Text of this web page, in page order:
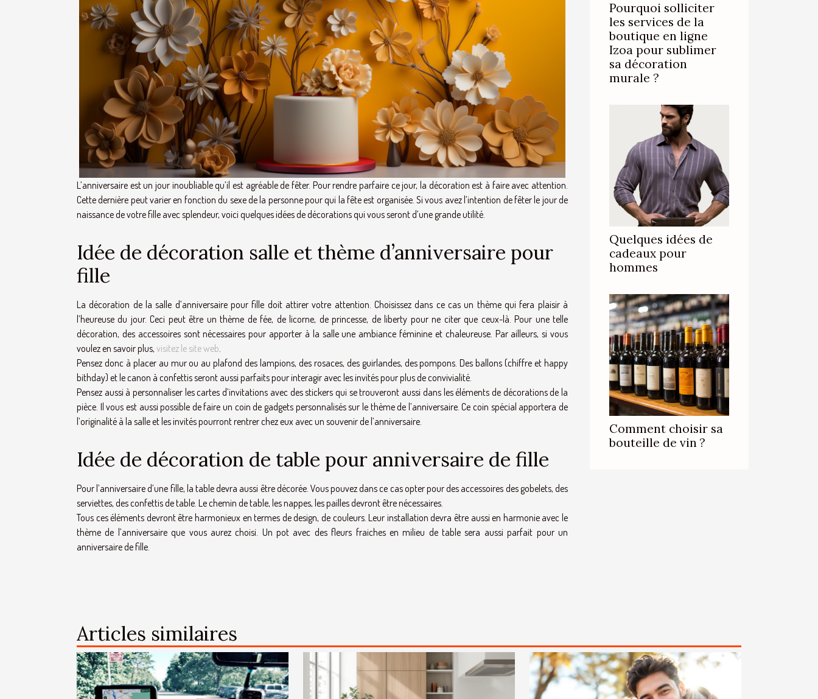
L’anniversaire est un jour inoubliable qu’il est agréable de fêter. Pour rendre parfaire ce jour, la décoration est à faire avec attention.
Cette dernière peut varier en fonction du sexe de la personne pour qui la fête est organisée. Si vous avez l’intention de fêter le jour de
naissance de votre fille avec splendeur, voici quelques idées de décorations qui vous seront d’une grande utilité.
Idée de décoration salle et thème d’anniversaire pour
fille
La décoration de la salle d’anniversaire pour fille doit attirer votre attention. Choisissez dans ce cas un thème qui fera plaisir à
l’heureuse du jour. Ceci peut être un thème de fée, de licorne, de princesse, de liberty pour ne citer que ceux-là. Pour une telle
décoration, des accessoires sont nécessaires pour apporter à la salle une ambiance féminine et chaleureuse. Par ailleurs, si vous
voulez en savoir plus, visitez le site web.
Pensez donc à placer au mur ou au plafond des lampions, des rosaces, des guirlandes, des pompons. Des ballons (chiffre et happy
bithday) et le canon à confettis seront aussi parfaits pour interagir avec les invités pour plus de convivialité.
Pensez aussi à personnaliser les cartes d’invitations avec des stickers qui se trouveront aussi dans les éléments de décorations de la
pièce. Il vous est aussi possible de faire un coin de gadgets personnalisés sur le thème de l’anniversaire. Ce coin spécial apportera de
l’originalité à la salle et les invités pourront rentrer chez eux avec un souvenir de l’anniversaire.
Idée de décoration de table pour anniversaire de fille
Pour l’anniversaire d’une fille, la table devra aussi être décorée. Vous pouvez dans ce cas opter pour des accessoires des gobelets, des
serviettes, des confettis de table. Le chemin de table, les nappes, les pailles devront être nécessaires.
Tous ces éléments devront être harmonieux en termes de design, de couleurs. Leur installation devra être aussi en harmonie avec le
thème de l’anniversaire que vous aurez choisi. Un pot avec des fleurs fraiches en milieu de table sera aussi parfait pour un
anniversaire de fille.
Pourquoi solliciter
les services de la
boutique en ligne
Izoa pour sublimer
sa décoration
murale ?
Quelques idées de
cadeaux pour
hommes
Comment choisir sa
bouteille de vin ?
Articles similaires